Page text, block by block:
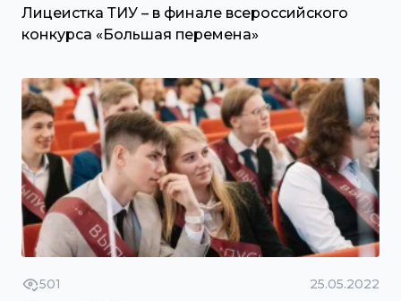
Лицеистка ТИУ – в финале всероссийского
конкурса «Большая перемена»
501 25.05.2022